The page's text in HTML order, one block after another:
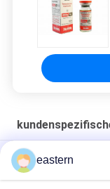
Sus 250 10 ml
Aufkleber für 10 ml
eastern